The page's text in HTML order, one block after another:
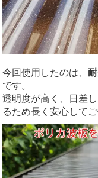
今回使用したのは、
です。
透明度が高く、日差
るため長く安心して